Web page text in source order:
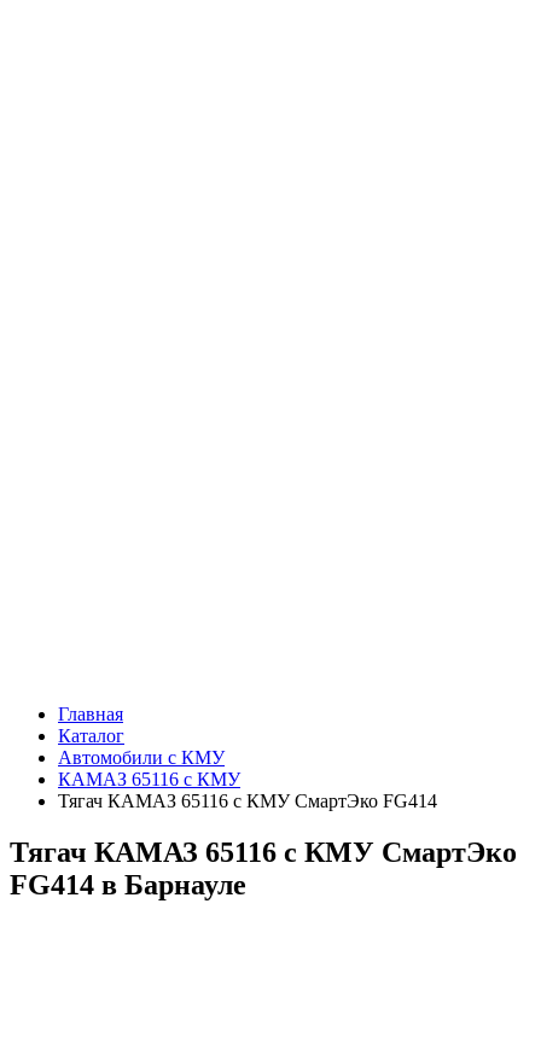
Главная
Каталог
Автомобили с КМУ
КАМАЗ 65116 с КМУ
Тягач КАМАЗ 65116 с КМУ СмартЭко FG414
Тягач КАМАЗ 65116 с КМУ СмартЭко
FG414 в Барнауле